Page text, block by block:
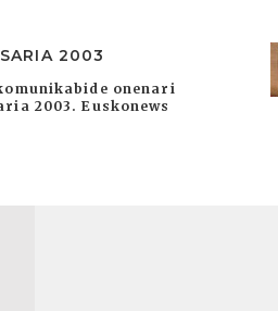
2003
onenari
2003. Euskonews